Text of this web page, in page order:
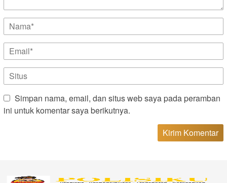
Simpan nama, email, dan situs web saya pada peramban
ini untuk komentar saya berikutnya.